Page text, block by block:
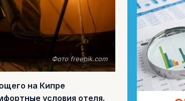
Фото freepik.com
на Кипре
условия отеля.